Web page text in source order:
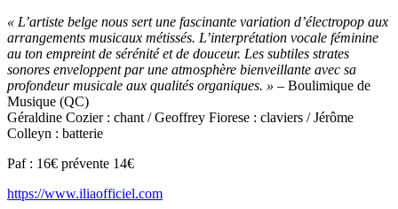
« L’artiste belge nous sert une fascinante variation d’électropop aux
arrangements musicaux métissés. L’interprétation vocale féminine
au ton empreint de sérénité et de douceur. Les subtiles strates
sonores enveloppent par une atmosphère bienveillante avec sa
profondeur musicale aux qualités organiques. » – Boulimique de
Musique (QC)
Géraldine Cozier : chant / Geoffrey Fiorese : claviers / Jérôme
Colleyn : batterie
Paf : 16€ prévente 14€
https://www.iliaofficiel.com